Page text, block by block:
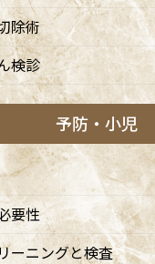
・8月の矯正診療日のお
07/03
8月・9月の診療日変更のお
04/13
5/3・4休診、5/5・6は9:00
です
04/10
除術
検診
予防・小児
要性
ーニングと検査